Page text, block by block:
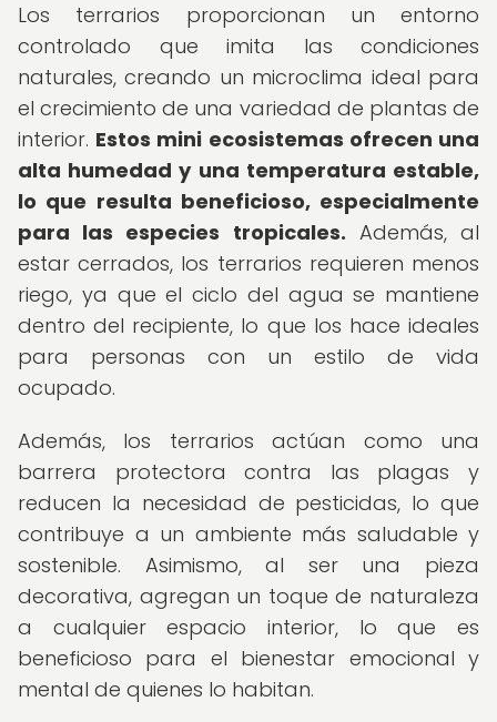
Los terrarios proporcionan un entorno
controlado que imita las condiciones
naturales, creando un microclima ideal para
el crecimiento de una variedad de plantas de
interior. Estos mini ecosistemas ofrecen una
alta humedad y una temperatura estable,
lo que resulta beneficioso, especialmente
para las especies tropicales. Además, al
estar cerrados, los terrarios requieren menos
riego, ya que el ciclo del agua se mantiene
dentro del recipiente, lo que los hace ideales
para personas con un estilo de vida
ocupado.
Además, los terrarios actúan como una
barrera protectora contra las plagas y
reducen la necesidad de pesticidas, lo que
contribuye a un ambiente más saludable y
sostenible. Asimismo, al ser una pieza
decorativa, agregan un toque de naturaleza
a cualquier espacio interior, lo que es
beneficioso para el bienestar emocional y
mental de quienes lo habitan.